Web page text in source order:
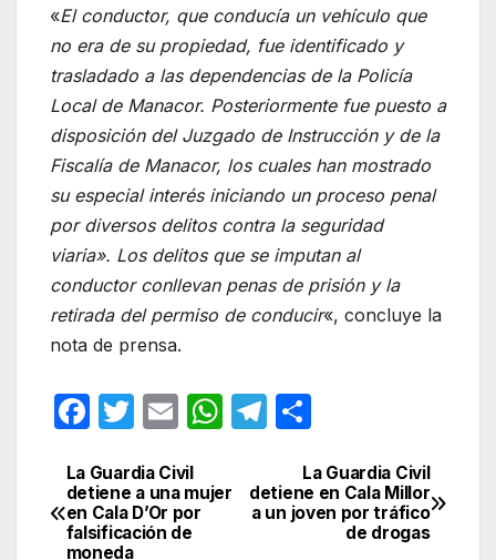
«El conductor, que conducía un vehículo que
no era de su propiedad, fue identificado y
trasladado a las dependencias de la Policía
Local de Manacor. Posteriormente fue puesto a
disposición del Juzgado de Instrucción y de la
Fiscalía de Manacor, los cuales han mostrado
su especial interés iniciando un proceso penal
por diversos delitos contra la seguridad
viaria». Los delitos que se imputan al
conductor conllevan penas de prisión y la
retirada del permiso de conducir«, concluye la
nota de prensa.
F
c
e
T
itt
er
E
ail
W
at
T
e
gr
m
p
Navegación
de
La Guardia Civil
detiene en Cala Millor
a un joven por tráfico
de drogas
La Guardia Civil
detiene a una mujer
en Cala D’Or por
falsificación de
moneda